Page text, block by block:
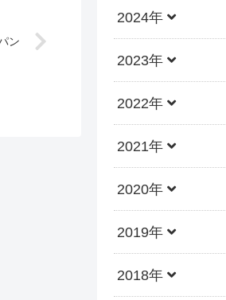
ン
2024年
2023年
2022年
2021年
2020年
2019年
2018年